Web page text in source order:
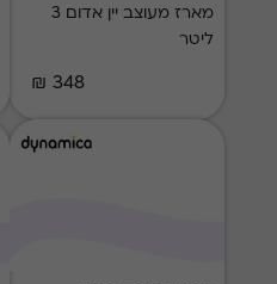
מארז מעוצב יין אדום 3
ליטר
348 ₪